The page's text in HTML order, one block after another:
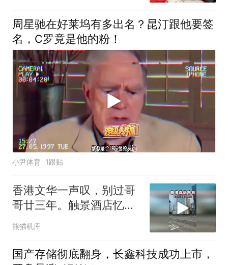
周星驰在好莱坞有多出名？昆汀跟他要签
名，C罗竟是他的粉！
小尹体育 1跟贴
香港文华一声叹，别过哥
哥廿三年。触景酒店忆芳
华世间再无张国荣
熊猫机库
国产存储彻底翻身，长鑫科技成功上市，